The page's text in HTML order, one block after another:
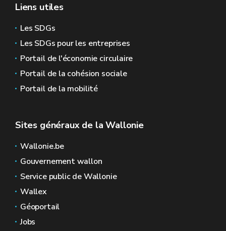
Liens utiles
Les SDGs
Les SDGs pour les entreprises
Portail de l'économie circulaire
Portail de la cohésion sociale
Portail de la mobilité
Sites généraux de la Wallonie
Wallonie.be
Gouvernement wallon
Service public de Wallonie
Wallex
Géoportail
Jobs